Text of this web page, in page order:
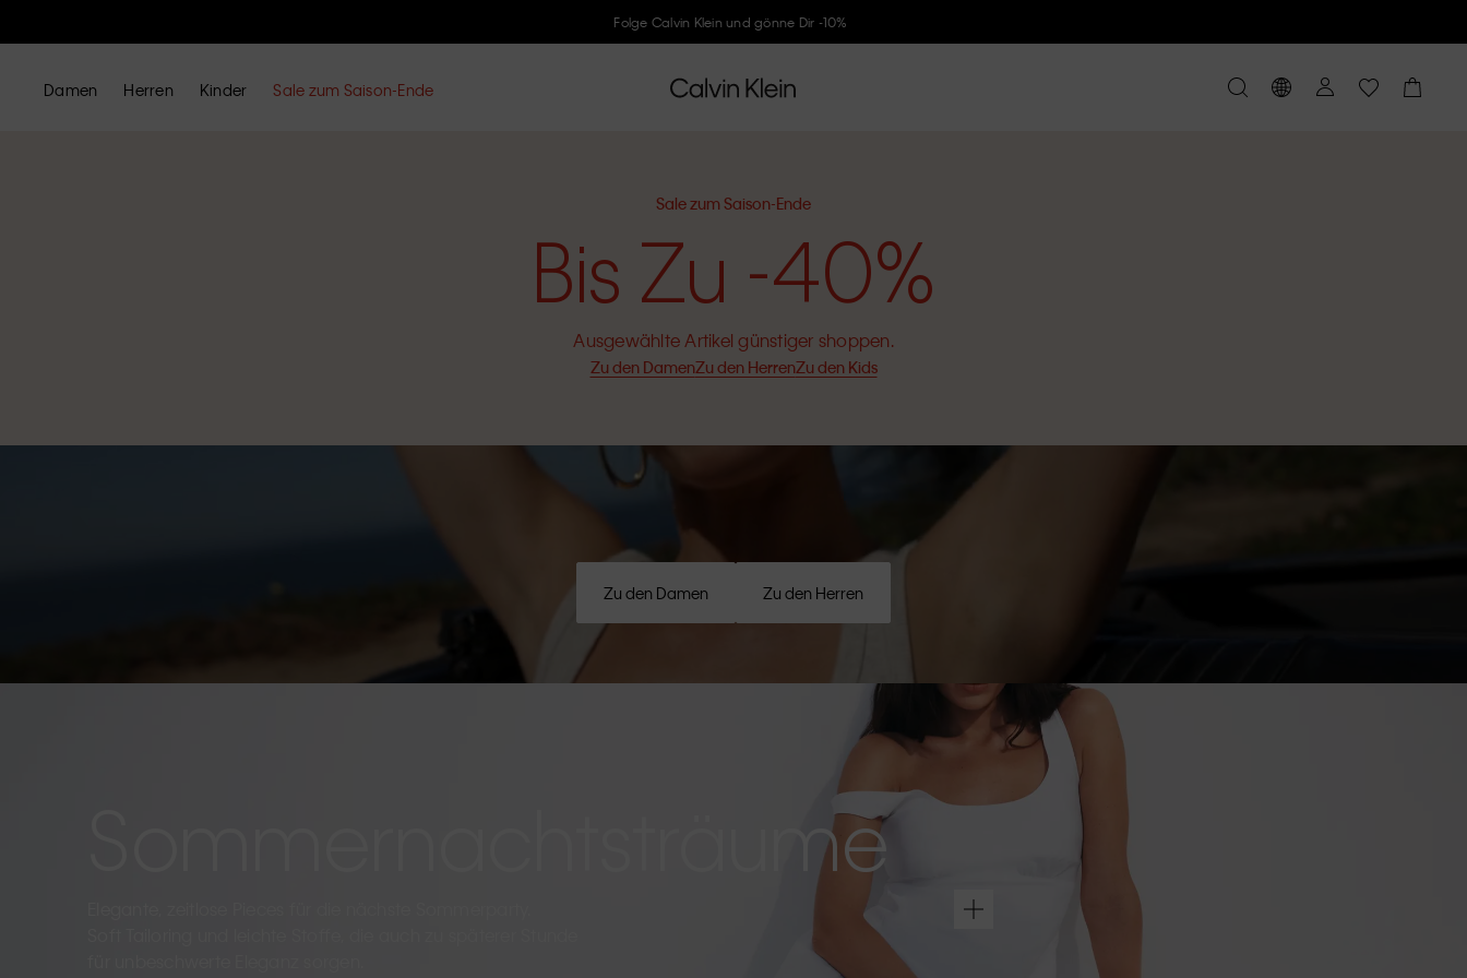
Folge Calvin Klein und gönne Dir -10%
Damen Herren Kinder Sale zum Saison-Ende
Sale zum Saison-Ende
Bis Zu -40%
Ausgewählte Artikel günstiger shoppen.
Zu den DamenZu den HerrenZu den Kids
Zu den Damen Zu den Herren
Sommernachtsträume